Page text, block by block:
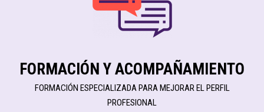
FORMACIÓN Y ACOMPAÑAMIENTO
FORMACIÓN ESPECIALIZADA PARA MEJORAR EL PERFIL
PROFESIONAL